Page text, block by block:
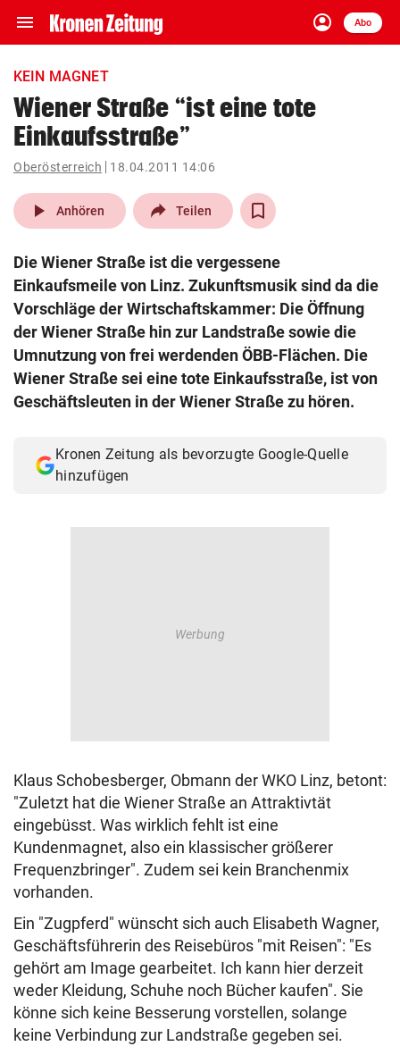
menu Navigation
ein-/ausklappen
account_circle
Anmelden
Abo
close Schließen
account_circle Anmelden
pin_drop
Wien arrow_right
search
Suchbegriff
eingeben
KEIN MAGNET
Wiener Straße “ist eine tote
Einkaufsstraße”
Oberösterreich 18.04.2011 14:06
play_arrow Anhören Teilen
Die Wiener Straße ist die vergessene
Einkaufsmeile von Linz. Zukunftsmusik sind da die
Vorschläge der Wirtschaftskammer: Die Öffnung
der Wiener Straße hin zur Landstraße sowie die
Umnutzung von frei werdenden ÖBB-Flächen. Die
Wiener Straße sei eine tote Einkaufsstraße, ist von
Geschäftsleuten in der Wiener Straße zu hören.
Kronen Zeitung als bevorzugte Google-Quelle
hinzufügen
Klaus Schobesberger, Obmann der WKO Linz, betont:
"Zuletzt hat die Wiener Straße an Attraktivtät
eingebüsst. Was wirklich fehlt ist eine
Kundenmagnet, also ein klassischer größerer
Frequenzbringer". Zudem sei kein Branchenmix
vorhanden.
Ein "Zugpferd" wünscht sich auch Elisabeth Wagner,
Geschäftsführerin des Reisebüros "mit Reisen": "Es
gehört am Image gearbeitet. Ich kann hier derzeit
weder Kleidung, Schuhe noch Bücher kaufen". Sie
könne sich keine Besserung vorstellen, solange
keine Verbindung zur Landstraße gegeben sei.